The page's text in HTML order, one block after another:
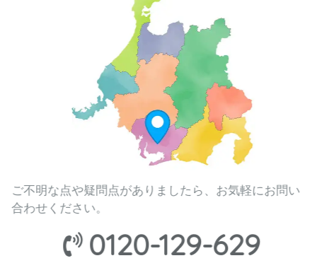
ご不明な点や疑問点がありましたら、お気軽にお問い
合わせください。
0120-129-629